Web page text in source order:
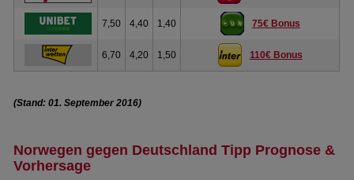
7,50 4,40 1,40 75€ Bonus
6,70 4,20 1,50 110€ Bonus
(Stand: 01. September 2016)
Norwegen gegen Deutschland Tipp Prognose &
Vorhersage